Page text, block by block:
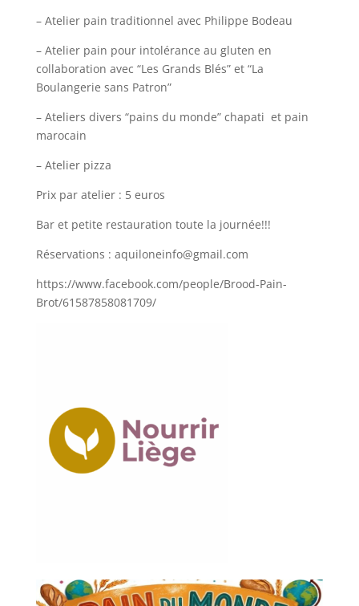
– Atelier pain traditionnel avec Philippe Bodeau
– Atelier pain pour intolérance au gluten en
collaboration avec “Les Grands Blés” et “La
Boulangerie sans Patron”
– Ateliers divers “pains du monde” chapati et pain
marocain
– Atelier pizza
Prix par atelier : 5 euros
Bar et petite restauration toute la journée!!!
Réservations : aquiloneinfo@gmail.com
https://www.facebook.com/people/Brood-Pain-
Brot/61587858081709/